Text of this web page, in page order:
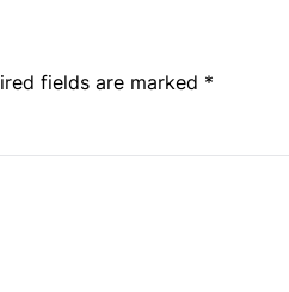
fields are marked *